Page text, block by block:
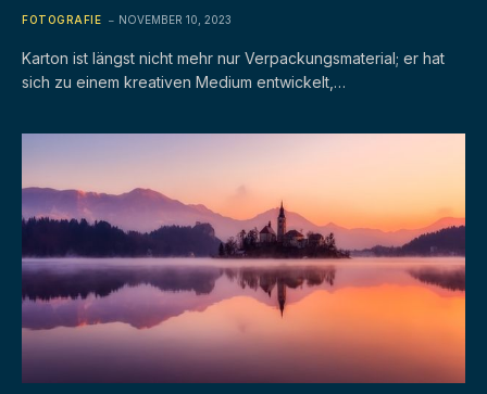
FOTOGRAFIE NOVEMBER 10, 2023
Karton ist längst nicht mehr nur Verpackungsmaterial; er hat
sich zu einem kreativen Medium entwickelt,…